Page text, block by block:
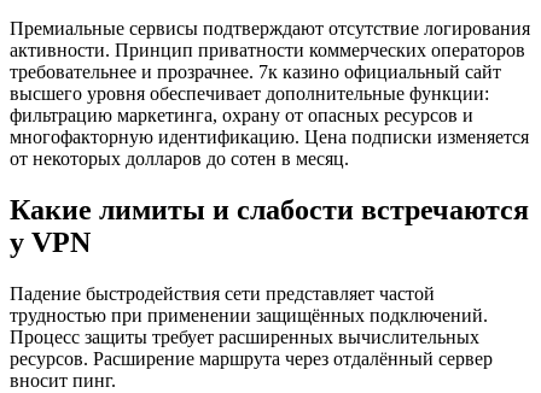
Премиальные сервисы подтверждают отсутствие логирования
активности. Принцип приватности коммерческих операторов
требовательнее и прозрачнее. 7к казино официальный сайт
высшего уровня обеспечивает дополнительные функции:
фильтрацию маркетинга, охрану от опасных ресурсов и
многофакторную идентификацию. Цена подписки изменяется
от некоторых долларов до сотен в месяц.
Какие лимиты и слабости встречаются
у VPN
Падение быстродействия сети представляет частой
трудностью при применении защищённых подключений.
Процесс защиты требует расширенных вычислительных
ресурсов. Расширение маршрута через отдалённый сервер
вносит пинг.